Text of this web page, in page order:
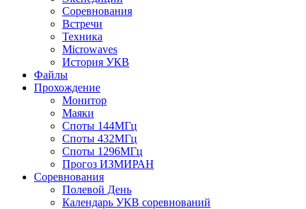
Соревнования
Встречи
Техника
Microwaves
История УКВ
Файлы
Прохождение
Монитор
Маяки
Споты 144МГц
Споты 432МГц
Споты 1296МГц
Прогоз ИЗМИРАН
Соревнования
Полевой День
Календарь УКВ соревнований